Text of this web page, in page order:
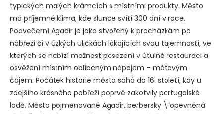
typických malých krámcích s místními produkty. Město
má příjemné klima, kde slunce svítí 300 dní v roce.
Podvečerní Agadir je jako stvořený k procházkám po
nábřeží či v úzkých uličkách lákajících svou tajemností, ve
kterých se nabízí možnost posezení v útulné restauraci a
osvěžení místním oblíbeným nápojem – mátovým
čajem. Počátek historie města sahá do 16. století, kdy u
zdejšího krásného pobřeží poprvé zakotvily portugalské
lodě. Město pojmenované Agadir, berbersky \“opevněná